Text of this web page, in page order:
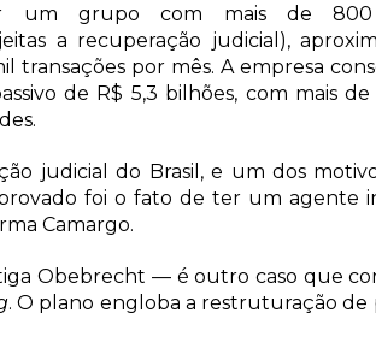
um grupo com mais de 800
a recuperação judicial),
transações por mês. A empresa
de R$ 5,3 bilhões, com mais
judicial do Brasil, e um dos
foi o fato de ter um agente
Camargo.
Obebrecht — é outro caso que
. O plano engloba a restruturação de